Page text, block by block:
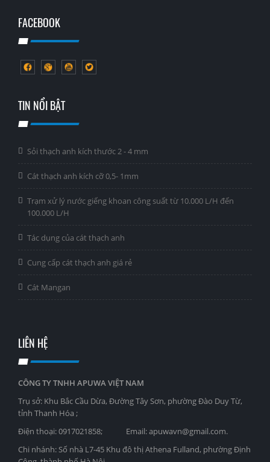
FACEBOOK
TIN NỔI BẬT
Sỏi thạch anh kích thước 2 - 4 mm
Cát thạch anh kích cỡ 0,5- 1mm
Trạm xử lý nước giếng khoan công suất từ 10.000 L/H đến
100.000 L/H
Tác dụng của cát thạch anh
Cung cấp cát thạch anh giá rẻ
Cát Mangan
LIÊN HỆ
CÔNG TY TNHH APUWA VIỆT NAM
Trụ sở: Khu Bắc Cầu Dừa, Đường Tây Sơn, phường Đào Duy Từ,
tỉnh Thanh Hóa ;
Điện thoại: 0917021858; Email: apuwavn@gmail.com.
Chi nhánh: Số nhà L7-45 Khu đô thị Athena Fulland, phường Định